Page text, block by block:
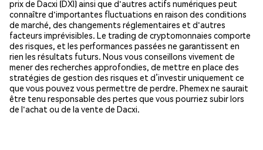
prix de Dacxi (DXI) ainsi que d'autres actifs numériques peut
connaître d'importantes fluctuations en raison des conditions
de marché, des changements réglementaires et d'autres
facteurs imprévisibles. Le trading de cryptomonnaies comporte
des risques, et les performances passées ne garantissent en
rien les résultats futurs. Nous vous conseillons vivement de
mener des recherches approfondies, de mettre en place des
stratégies de gestion des risques et d’investir uniquement ce
que vous pouvez vous permettre de perdre. Phemex ne saurait
être tenu responsable des pertes que vous pourriez subir lors
de l'achat ou de la vente de Dacxi.